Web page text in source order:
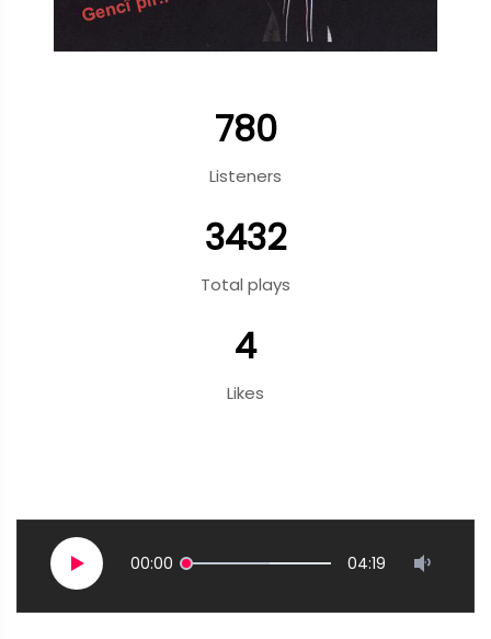
780
Listeners
3432
Total plays
4
Likes
00:00 04:19